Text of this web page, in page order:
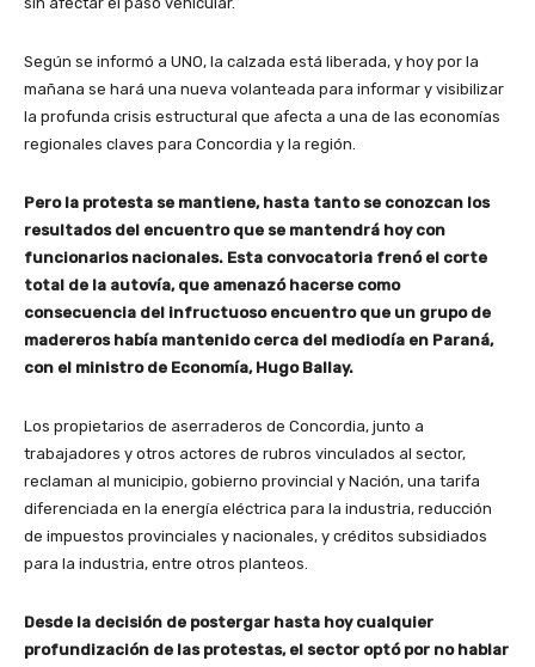
Según se informó a UNO, la calzada está liberada, y hoy por la
mañana se hará una nueva volanteada para informar y visibilizar
la profunda crisis estructural que afecta a una de las economías
regionales claves para Concordia y la región.
Pero la protesta se mantiene, hasta tanto se conozcan los
resultados del encuentro que se mantendrá hoy con
funcionarios nacionales. Esta convocatoria frenó el corte
total de la autovía, que amenazó hacerse como
consecuencia del infructuoso encuentro que un grupo de
madereros había mantenido cerca del mediodía en Paraná,
con el ministro de Economía, Hugo Ballay.
Los propietarios de aserraderos de Concordia, junto a
trabajadores y otros actores de rubros vinculados al sector,
reclaman al municipio, gobierno provincial y Nación, una tarifa
diferenciada en la energía eléctrica para la industria, reducción
de impuestos provinciales y nacionales, y créditos subsidiados
para la industria, entre otros planteos.
Desde la decisión de postergar hasta hoy cualquier
profundización de las protestas, el sector optó por no hablar